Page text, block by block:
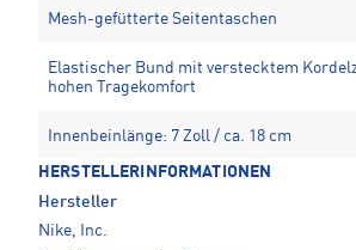
Mesh-gefütterte Seitentaschen
Elastischer Bund mit verstecktem
hohen Tragekomfort
Innenbeinlänge: 7 Zoll / ca. 18 cm
HERSTELLERINFORMATIONEN
Hersteller
Nike, Inc.